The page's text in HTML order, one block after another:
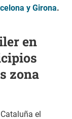
y Girona.
en
zona
el